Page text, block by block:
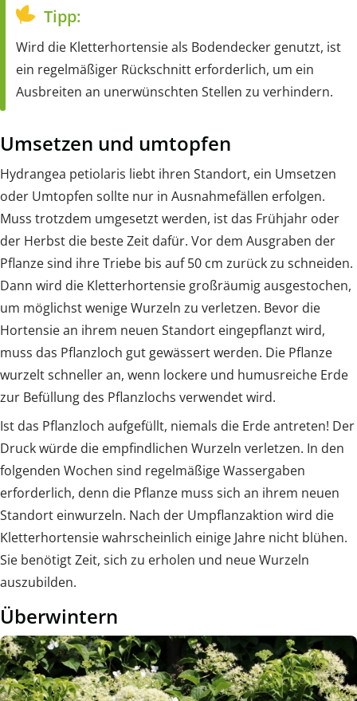
Tipp:
Wird die Kletterhortensie als Bodendecker genutzt, ist
ein regelmäßiger Rückschnitt erforderlich, um ein
Ausbreiten an unerwünschten Stellen zu verhindern.
Umsetzen und umtopfen
Hydrangea petiolaris liebt ihren Standort, ein Umsetzen
oder Umtopfen sollte nur in Ausnahmefällen erfolgen.
Muss trotzdem umgesetzt werden, ist das Frühjahr oder
der Herbst die beste Zeit dafür. Vor dem Ausgraben der
Pflanze sind ihre Triebe bis auf 50 cm zurück zu schneiden.
Dann wird die Kletterhortensie großräumig ausgestochen,
um möglichst wenige Wurzeln zu verletzen. Bevor die
Hortensie an ihrem neuen Standort eingepflanzt wird,
muss das Pflanzloch gut gewässert werden. Die Pflanze
wurzelt schneller an, wenn lockere und humusreiche Erde
zur Befüllung des Pflanzlochs verwendet wird.
Ist das Pflanzloch aufgefüllt, niemals die Erde antreten! Der
Druck würde die empfindlichen Wurzeln verletzen. In den
folgenden Wochen sind regelmäßige Wassergaben
erforderlich, denn die Pflanze muss sich an ihrem neuen
Standort einwurzeln. Nach der Umpflanzaktion wird die
Kletterhortensie wahrscheinlich einige Jahre nicht blühen.
Sie benötigt Zeit, sich zu erholen und neue Wurzeln
auszubilden.
Überwintern